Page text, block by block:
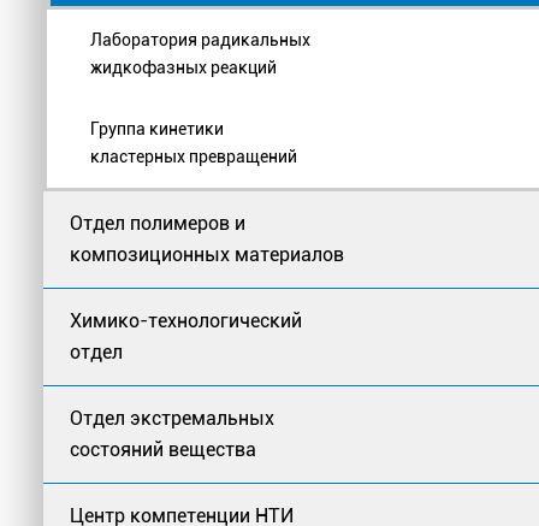
Лаборатория радикальных
жидкофазных реакций
Группа кинетики
кластерных превращений
Отдел полимеров и
композиционных материалов
Химико-технологический
отдел
Отдел экстремальных
состояний вещества
Центр компетенции НТИ